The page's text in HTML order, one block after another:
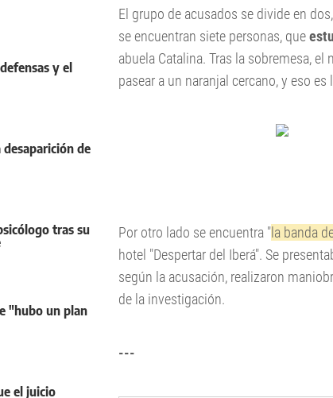
y el
de
tras su
"hubo un plan
el juicio
El grupo de acusados se divide en
se encuentran siete personas, que
abuela Catalina. Tras la sobremesa,
pasear a un naranjal cercano, y eso
Por otro lado se encuentra " la banda
hotel "Despertar del Iberá". Se
según la acusación, realizaron
de la investigación.
---